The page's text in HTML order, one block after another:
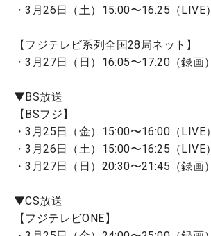
・3月26日（土）15:00〜16:25（LIVE）
【フジテレビ系列全国28局ネット】
・3月27日（日）16:05〜17:20（録画）
▼BS放送
【BSフジ】
・3月25日（金）15:00〜16:00（LIVE）
・3月26日（土）15:00〜16:25（LIVE）
・3月27日（日）20:30〜21:45（録画）
▼CS放送
【フジテレビONE】